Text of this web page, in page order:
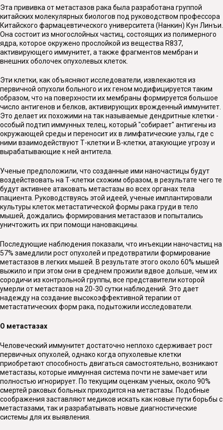
Эта прививка от метастазов рака была разработана группой
китайских молекулярных биологов под руководством профессора
Китайского фармацевтического университета (Нанкин) Кун Линъи.
Она состоит из многослойных частиц, состоящих из полимерного
ядра, которое окружено прослойкой из вещества R837,
активирующего иммунитет, а также фрагментов мембран и
внешних оболочек опухолевых клеток.
Эти клетки, как объясняют исследователи, извлекаются из
первичной опухоли больного и их геном модифицируется таким
образом, что на поверхности их мембраны формируется большое
число антигенов и белков, активирующих врожденный иммунитет.
Это делает их похожими на так называемые дендритные клетки -
особый подтип иммунных телец, который "собирает" антигены из
окружающей среды и переносит их в лимфатические узлы, где с
ними взаимодействуют Т-клетки и В-клетки, атакующие угрозу и
вырабатывающие к ней антитела.
Ученые предположили, что созданные ими наночастицы будут
воздействовать на Т-клетки схожим образом, в результате чего те
будут активнее атаковать метастазы во всех органах тела
пациента. Руководствуясь этой идеей, ученые имплантировали
культуры клеток метастатической формы рака груди в тело
мышей, дождались формирования метастазов и попытались
уничтожить их при помощи нановакцины.
Последующие наблюдения показали, что инъекции наночастиц на
57% замедлили рост опухолей и предотвратили формирование
метастазов в легких мышей. В результате этого около 60% мышей
выжило и при этом они в среднем прожили вдвое дольше, чем их
сородичи из контрольной группы, все представители которой
умерли от метастазов на 20-30 сутки наблюдений. Это дает
надежду на создание высокоэффективной терапии от
метастатических форм рака, подытожили исследователи.
О метастазах
Человеческий иммунитет достаточно неплохо сдерживает рост
первичных опухолей, однако когда опухолевые клетки
приобретают способность двигаться самостоятельно, возникают
метастазы, которые иммунная система почти не замечает или
полностью игнорирует. По текущим оценкам ученых, около 90%
смертей раковых больных приходится на метастазы. Подобные
соображения заставляют медиков искать как новые пути борьбы с
метастазами, так и разрабатывать новые диагностические
системы для их выявления.